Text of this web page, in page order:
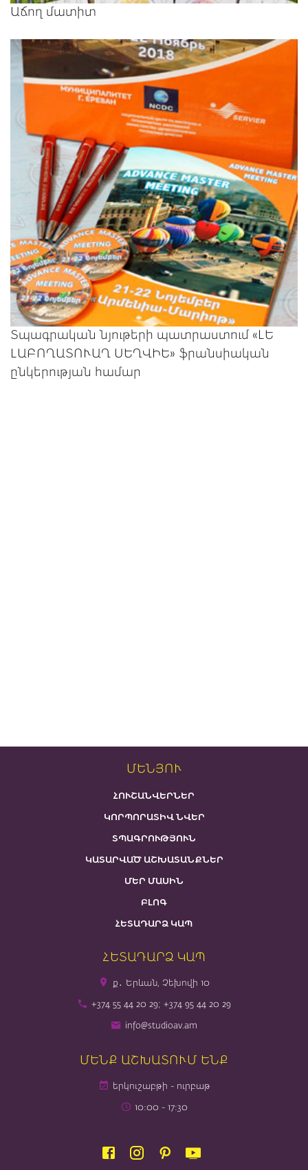
Աճող մատիտ
Տպագրական նյութերի պատրաստում «ԼԵ
ԼԱԲՈՂԱՏՈՒԱՂ ՍԵՂՎԻԵ» ֆրանսիական
ընկերության համար
ՄԵՆՅՈՒ
ՀՈՒՇԱՆՎԵՐՆԵՐ
ԿՈՐՊՈՐԱՏԻՎ ՆՎԵՐ
ՏՊԱԳՐՈՒԹՅՈՒՆ
ԿԱՏԱՐՎԱԾ ԱՇԽԱՏԱՆՔՆԵՐ
ՄԵՐ ՄԱՍԻՆ
ԲԼՈԳ
ՀԵՏԱԴԱՐՁ ԿԱՊ
ՀԵՏԱԴԱՐՁ ԿԱՊ
ք․ Երևան, Չեխովի 10
+374 55 44 20 29; +374 95 44 20 29
info@studioav.am
ՄԵՆՔ ԱՇԽԱՏՈՒՄ ԵՆՔ
երկուշաբթի - ուրբաթ
10։00 - 17։30